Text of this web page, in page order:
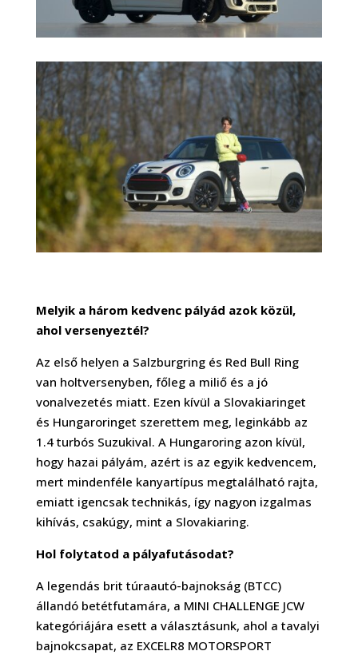
Melyik a három kedvenc pályád azok közül,
ahol versenyeztél?
Az első helyen a Salzburgring és Red Bull Ring
van holtversenyben, főleg a miliő és a jó
vonalvezetés miatt. Ezen kívül a Slovakiaringet
és Hungaroringet szerettem meg, leginkább az
1.4 turbós Suzukival. A Hungaroring azon kívül,
hogy hazai pályám, azért is az egyik kedvencem,
mert mindenféle kanyartípus megtalálható rajta,
emiatt igencsak technikás, így nagyon izgalmas
kihívás, csakúgy, mint a Slovakiaring.
Hol folytatod a pályafutásodat?
A legendás brit túraautó-bajnokság (BTCC)
állandó betétfutamára, a MINI CHALLENGE JCW
kategóriájára esett a választásunk, ahol a tavalyi
bajnokcsapat, az EXCELR8 MOTORSPORT